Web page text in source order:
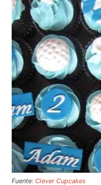
Fuente: Clever Cupcakes